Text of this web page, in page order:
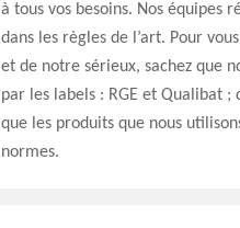
à tous vos besoins. Nos équipes
dans les règles de l’art. Pour
et de notre sérieux, sachez que
par les labels : RGE et Qualibat
que les produits que nous
normes.